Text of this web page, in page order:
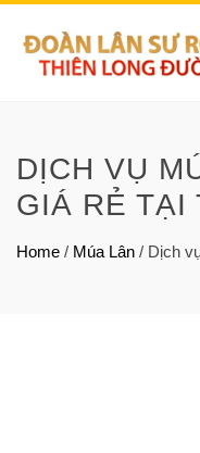
DỊCH VỤ
GIÁ RẺ TẠI
Home / Múa Lân / Dịch